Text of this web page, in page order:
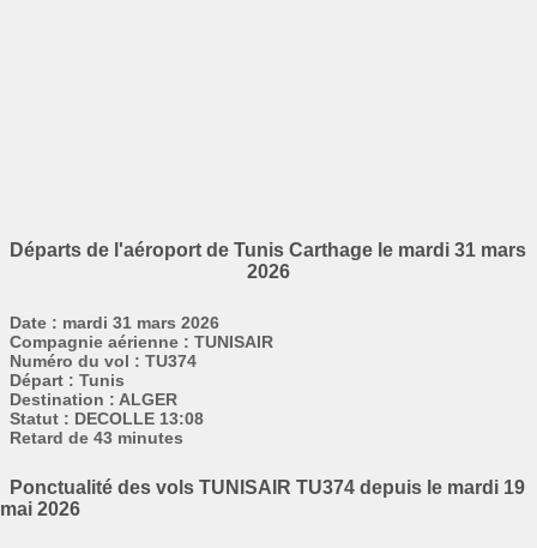
Départs de l'aéroport de Tunis Carthage le mardi 31 mars
2026
Date : mardi 31 mars 2026
Compagnie aérienne : TUNISAIR
Numéro du vol : TU374
Départ : Tunis
Destination : ALGER
Statut : DECOLLE 13:08
Retard de 43 minutes
Ponctualité des vols TUNISAIR TU374 depuis le mardi 19
mai 2026